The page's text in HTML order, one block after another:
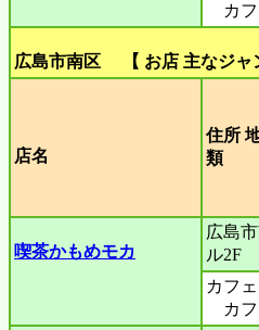
カフ
広島市南区 【 お店 主なジャ
店名
住所
喫茶かもめモカ
広島
ル2F
カフ
カフ